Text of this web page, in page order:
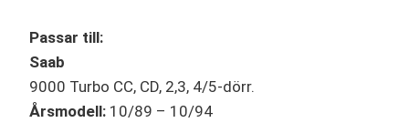
Passar till:
Saab
9000 Turbo CC, CD, 2,3, 4/5-dörr.
Årsmodell: 10/89 – 10/94